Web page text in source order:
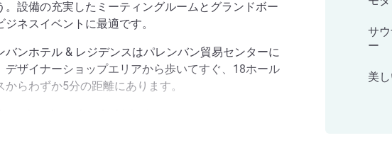
。設備の充実したミーティングルームとグランドボー
ネスイベントに最適です。
バンホテル & レジデンスはパレンバン貿易センターに
デザイナーショップエリアから歩いてすぐ、18ホール
らわずか5分の距離にあります。
interesting in Palembang, such as 18th holes golf
サ
ー
美